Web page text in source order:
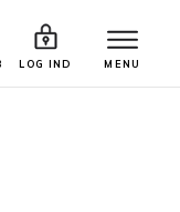
LOG IND MENU